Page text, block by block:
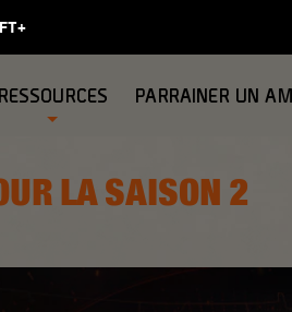
RESSOURCES PARRAINER UN
LA SAISON 2